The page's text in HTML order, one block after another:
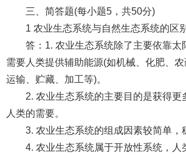
三、简答题(每小题5，共50分)
1 农业生态系统与自然生态系统的区
答：1. 农业生态系统除了主要依靠太
需要人类提供辅助能源(如机械、化肥、农
运输、贮藏、加工等)。
2. 农业生态系统的主要目的是获得更
人类的需要。
3. 农业生态系统的组成因素较简单，
4. 农业生态系统属于开放性系统，人